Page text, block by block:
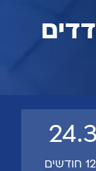
תשואה 12 חודשים